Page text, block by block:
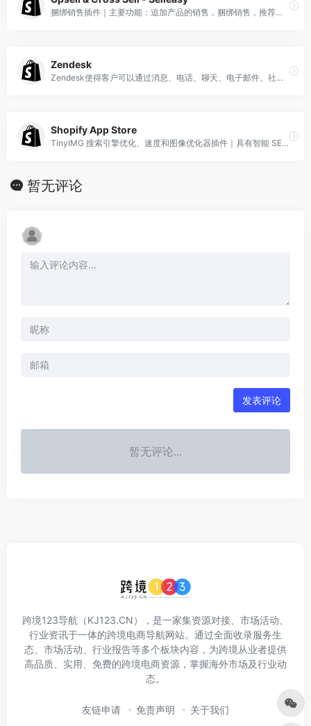
捆绑销售插件｜主要功能：追加产品的销售，捆绑销售，推荐产品。当销售一个A产品的时候,这个插件会推荐b产品。 可以自己在后台设置绑定具体的产品，也可以让插件默认随机推荐产品。
Zendesk
Zendesk使得客户可以通过消息、电话、聊天、电子邮件、社交媒体等方式进行交互。
Shopify App Store
TinyIMG 搜索引擎优化、速度和图像优化器插件｜具有智能 SEO 功能的图像压缩和优化可提高页面速度并改进 SEO。
暂无评论
发表评论
暂无评论...
跨境123导航（KJ123.CN），是一家集资源对接、市场活动、
行业资讯于一体的跨境电商导航网站。通过全面收录服务生
态、市场活动、行业报告等多个板块内容，为跨境从业者提供
高品质、实用、免费的跨境电商资源，掌握海外市场及行业动
态。
友链申请 免责声明 关于我们